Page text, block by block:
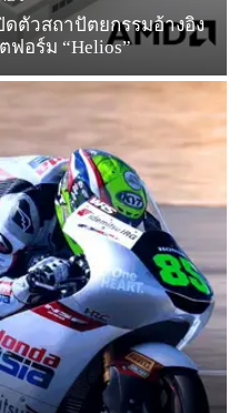
ดตัวสถาปัตยกรรมอ้างอิง
อร์ม “Helios”